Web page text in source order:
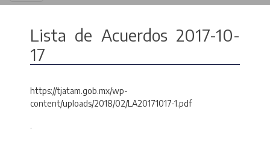
Lista de Acuerdos 2017-10-
17
https://tjatam.gob.mx/wp-
content/uploads/2018/02/LA20171017-1.pdf
.